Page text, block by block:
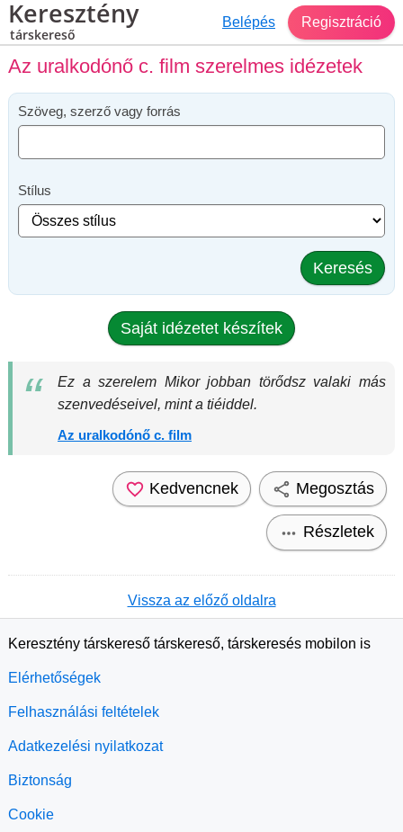
Keresztény
társkereső
Belépés Regisztráció
Az uralkodónő c. film szerelmes idézetek
Szöveg, szerző vagy forrás
Stílus
Keresés
Saját idézetet készítek
Ez a szerelem Mikor jobban törődsz valaki más
szenvedéseivel, mint a tiéiddel.
Az uralkodónő c. film
Kedvencnek Megosztás
Részletek
Vissza az előző oldalra
Keresztény társkereső társkereső, társkeresés mobilon is
Elérhetőségek
Felhasználási feltételek
Adatkezelési nyilatkozat
Biztonság
Cookie